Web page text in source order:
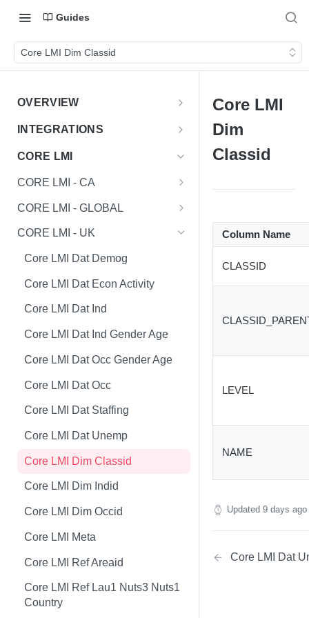
Guides
Core LMI Dim Classid
OVERVIEW
Important Note
INTEGRATIONS
Shares
CORE LMI
CORE LMI - CA
Core LMI Dat Demog
Core LMI Dat Ed
Core LMI Dat Ind
Core LMI Dat Occ
Core LMI Dat Unemp Ind
Core LMI Dat Wf Demog
Core LMI Ref Csd Cd Prov
Core LMI Ref Csd Cma
CORE LMI - GLOBAL
Core LMI Detailed Dat Ind
Core LMI Detailed Dat Occ
Core LMI Detailed Dim Ind
Core LMI Detailed Dim Occ
Core LMI Detailed Meta
Core LMI Detailed Ref Areaid
CORE LMI - UK
Core LMI Dat Demog
Core LMI Dat Econ Activity
Core LMI Dat Ind
Core LMI Dat Ind Gender Age
Core LMI Dat Occ Gender Age
Core LMI Dat Occ
Core LMI Dat Staffing
Core LMI Dat Unemp
Core LMI Dim Classid
Core LMI Dim Indid
Core LMI Dim Occid
Core LMI Meta
Core LMI Ref Areaid
Core LMI Ref Lau1 Nuts3 Nuts1
Country
Core LMI
Dim
Classid
Column Name
CLASSID
LEVEL
NAME
Updated 9 days ago
Core LMI Dat